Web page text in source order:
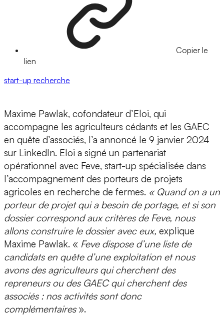
Copier le
lien
start-up recherche
Maxime Pawlak, cofondateur d’Eloi, qui
accompagne les agriculteurs cédants et les GAEC
en quête d’associés, l’a annoncé le 9 janvier 2024
sur LinkedIn. Eloi a signé un partenariat
opérationnel avec Feve, start-up spécialisée dans
l’accompagnement des porteurs de projets
agricoles en recherche de fermes. « Quand on a un
porteur de projet qui a besoin de portage, et si son
dossier correspond aux critères de Feve, nous
allons construire le dossier avec eux, explique
Maxime Pawlak. « Feve dispose d’une liste de
candidats en quête d’une exploitation et nous
avons des agriculteurs qui cherchent des
repreneurs ou des GAEC qui cherchent des
associés : nos activités sont donc
complémentaires».